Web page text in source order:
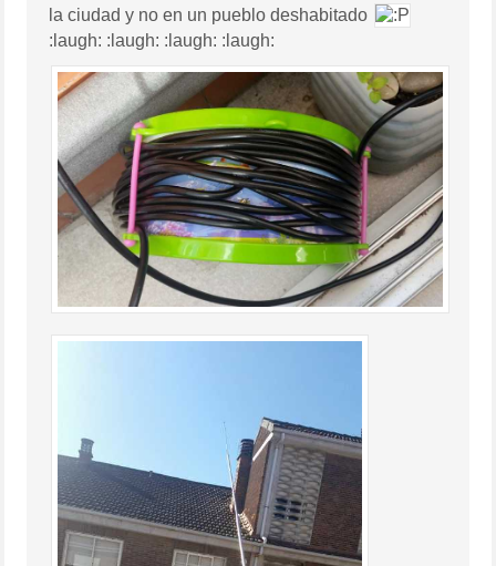
la ciudad y no en un pueblo deshabitado
:laugh: :laugh: :laugh: :laugh: